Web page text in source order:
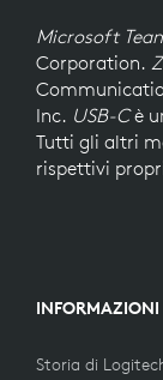
Microsoft
Corporation.
Inc. USB-Cè
Tutti gli altri
rispettivi
INFORMAZIONI
Storia di